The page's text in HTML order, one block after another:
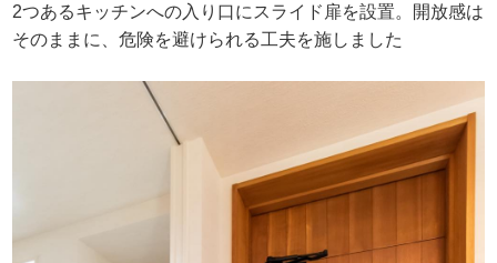
2つあるキッチンへの入り口にスライド扉を設置。開放感は
そのままに、危険を避けられる工夫を施しました